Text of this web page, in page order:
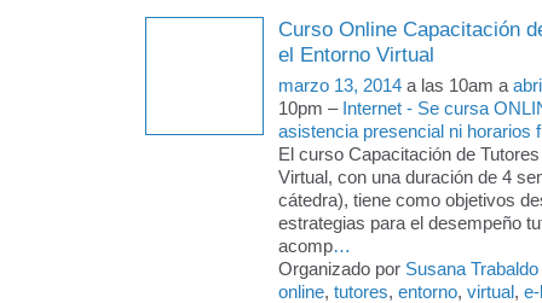
Curso Online Capacitación
el Entorno Virtual
marzo 13, 2014 a las 10am a
10pm – Internet - Se cursa
asistencia presencial ni horarios
El curso Capacitación de
Virtual, con una duración de 4
cátedra), tiene como objetivos
estrategias para el desempeño
acomp…
Organizado por Susana Trabaldo
online, tutores, entorno, virtual,